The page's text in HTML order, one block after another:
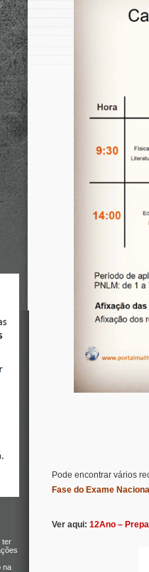
ter
na
Pode encontrar vários
Fase do Exame
Ver aqui: 12Ano –